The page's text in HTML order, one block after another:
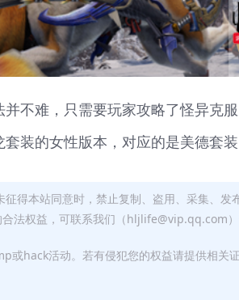
不难，只需要玩家攻略了怪异克服
装的女性版本，对应的是美德套装
得本站同意时，禁止复制、盗用、采集、发
法权益，可联系我们（hljlife@vip.qq.com）
或hack活动。若有侵犯您的权益请提供相关